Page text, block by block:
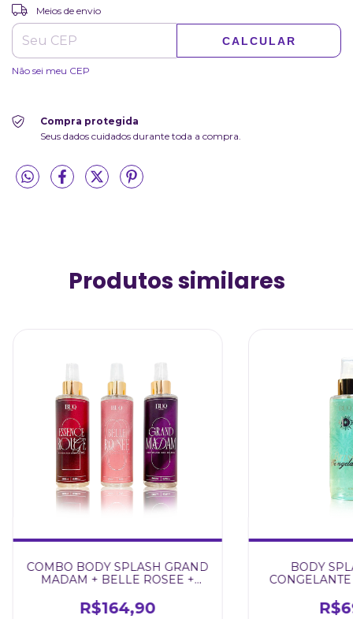
Entregas para o CEP:
Meios de envio
CALCULAR
Não sei meu CEP
Compra protegida
Seus dados cuidados durante toda a compra.
Produtos similares
COMBO BODY SPLASH GRAND
MADAM + BELLE ROSEE +
R$164,90
BODY